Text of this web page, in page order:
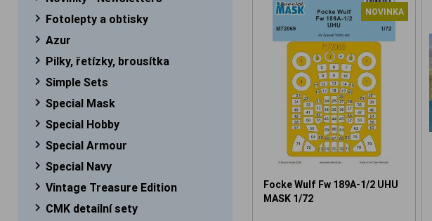
Fotolepty a obtisky
Azur
Pilky, řetízky, brousítka
Simple Sets
Special Mask
Special Hobby
Special Armour
Special Navy
Vintage Treasure Edition
CMK detailní sety
NOVINKA
Focke Wulf Fw 189A-1/2 UHU
MASK 1/72